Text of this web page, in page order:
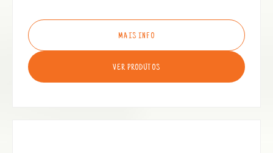
MAIS INFO
VER PRODUTOS